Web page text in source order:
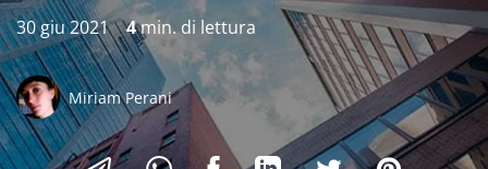
30 giu 2021 4min. di lettura
Miriam Perani